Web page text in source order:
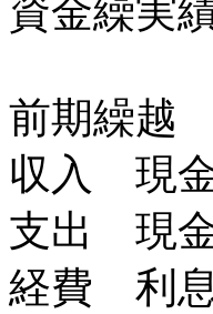
資金繰実
前期繰越
収入 現
支出 現
経費 利